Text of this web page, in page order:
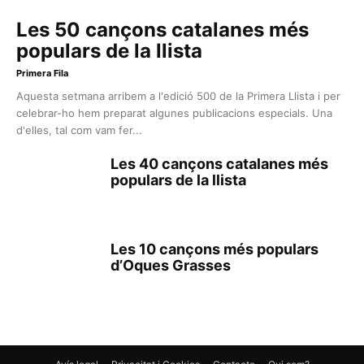
Les 50 cançons catalanes més
populars de la llista
Primera Fila
Aquesta setmana arribem a l'edició 500 de la Primera Llista i per
celebrar-ho hem preparat algunes publicacions especials. Una
d'elles, tal com vam fer...
Les 40 cançons catalanes més
populars de la llista
Les 10 cançons més populars
d’Oques Grasses